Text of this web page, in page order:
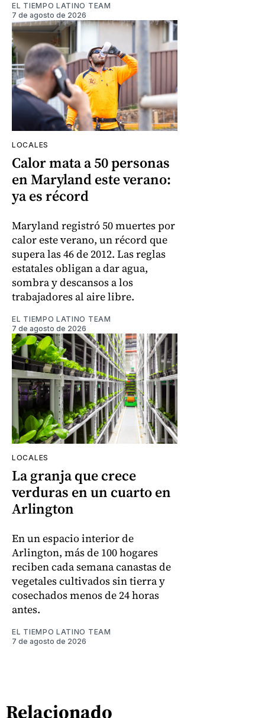
EL TIEMPO LATINO TEAM
7 de agosto de 2026
LOCALES
Calor mata a 50 personas
en Maryland este verano:
ya es récord
Maryland registró 50 muertes por
calor este verano, un récord que
supera las 46 de 2012. Las reglas
estatales obligan a dar agua,
sombra y descansos a los
trabajadores al aire libre.
EL TIEMPO LATINO TEAM
7 de agosto de 2026
LOCALES
La granja que crece
verduras en un cuarto en
Arlington
En un espacio interior de
Arlington, más de 100 hogares
reciben cada semana canastas de
vegetales cultivados sin tierra y
cosechados menos de 24 horas
antes.
EL TIEMPO LATINO TEAM
7 de agosto de 2026
Relacionado